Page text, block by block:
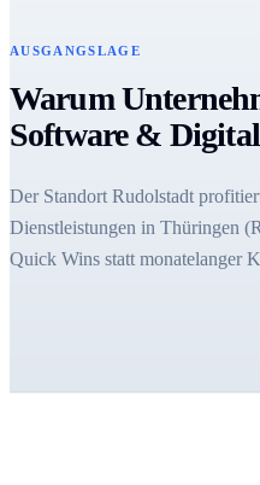
AUSGANGSLAGE
Warum
Software &
Der Standort Rudolstadt
Dienstleistungen in Thüringen
Quick Wins statt monatelanger